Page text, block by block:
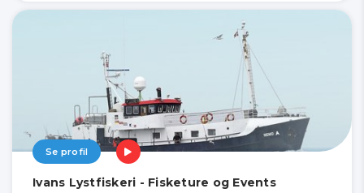
Se profil
Ivans Lystfiskeri - Fisketure og Events